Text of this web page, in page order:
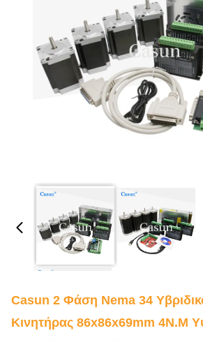
Casun 2 Φάση Nema 34
Κινητήρας 86x86x69mm 4N.m